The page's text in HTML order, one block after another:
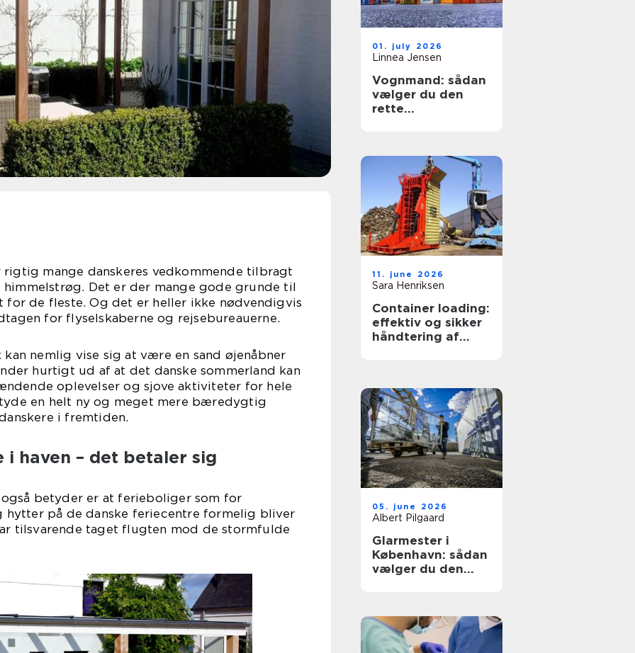
rigtig mange danskeres vedkommende tilbragt
Det er der mange gode grunde til
for de fleste. Og det er heller ikke nødvendigvis
for flyselskaberne og rejsebureauerne.
nemlig vise sig at være en sand øjenåbner
hurtigt ud af at det danske sommerland kan
oplevelser og sjove aktiviteter for hele
en helt ny og meget mere bæredygtig
i fremtiden.
i haven – det betaler sig
betyder er at ferieboliger som for
hytter på de danske feriecentre formelig bliver
tilsvarende taget flugten mod de stormfulde
01. july 2026
Linnea Jensen
Vognmand: sådan
vælger du den
rette
11. june 2026
Sara Henriksen
Container loading:
effektiv og sikker
håndtering af
05. june 2026
Albert Pilgaard
Glarmester i
København: sådan
vælger du den